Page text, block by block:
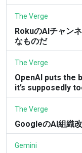
The Verge
RokuのAIチャン
なものだ
The Verge
OpenAI puts the
it’s supposedly
The Verge
GoogleのAI組織
Gemini